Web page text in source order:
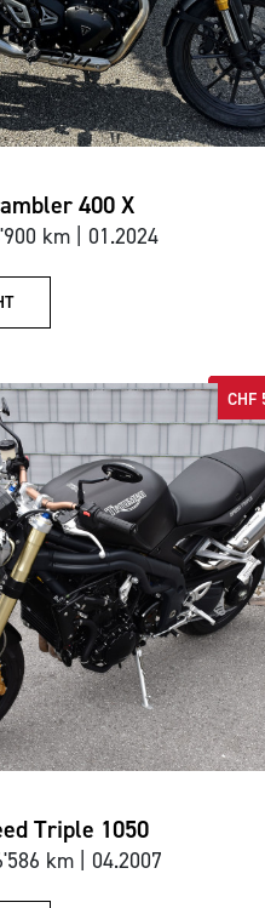
400 X
km | 01.2024
Triple 1050
km | 04.2007
CHF